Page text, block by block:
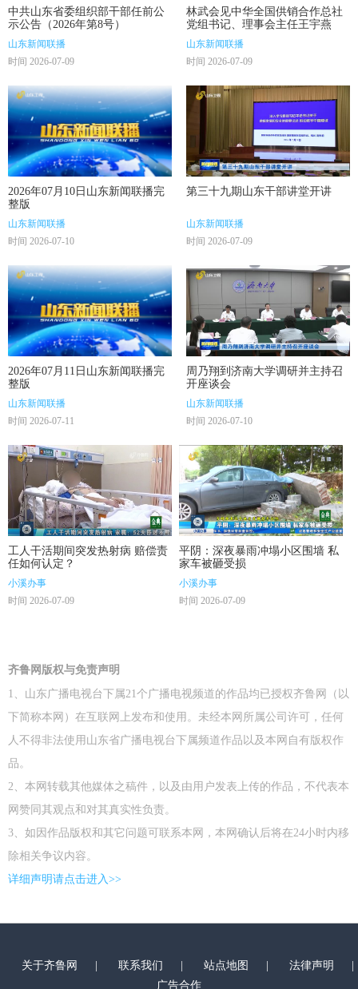
中共山东省委组织部干部任前公
示公告（2026年第8号）
山东新闻联播
时间 2026-07-09
林武会见中华全国供销合作总社
党组书记、理事会主任王宇燕
山东新闻联播
时间 2026-07-09
2026年07月10日山东新闻联播完
整版
山东新闻联播
时间 2026-07-10
第三十九期山东干部讲堂开讲
山东新闻联播
时间 2026-07-09
2026年07月11日山东新闻联播完
整版
山东新闻联播
时间 2026-07-11
周乃翔到济南大学调研并主持召
开座谈会
山东新闻联播
时间 2026-07-10
工人干活期间突发热射病 赔偿责
任如何认定？
小溪办事
时间 2026-07-09
平阴：深夜暴雨冲塌小区围墙 私
家车被砸受损
小溪办事
时间 2026-07-09
齐鲁网版权与免责声明
1、山东广播电视台下属21个广播电视频道的作品均已授权齐鲁网（以
下简称本网）在互联网上发布和使用。未经本网所属公司许可，任何
人不得非法使用山东省广播电视台下属频道作品以及本网自有版权作
品。
2、本网转载其他媒体之稿件，以及由用户发表上传的作品，不代表本
网赞同其观点和对其真实性负责。
3、如因作品版权和其它问题可联系本网，本网确认后将在24小时内移
除相关争议内容。
详细声明请点击进入>>
关于齐鲁网 联系我们 站点地图 法律声明
广告合作